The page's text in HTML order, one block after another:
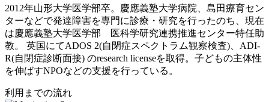
2012年山形大学医学部卒。慶應義塾大学病院、島田療育セン
ターなどで発達障害を専門に診療・研究を行ったのち、現在
は慶應義塾大学医学部 医科学研究連携推進センター特任助
教。 英国にてADOS 2(自閉症スペクトラム観察検査)、ADI-
R(自閉症診断面接) のresearch licenseを取得。子どもの主体性
を伸ばすNPOなどの支援を行っている。
利用までの流れ